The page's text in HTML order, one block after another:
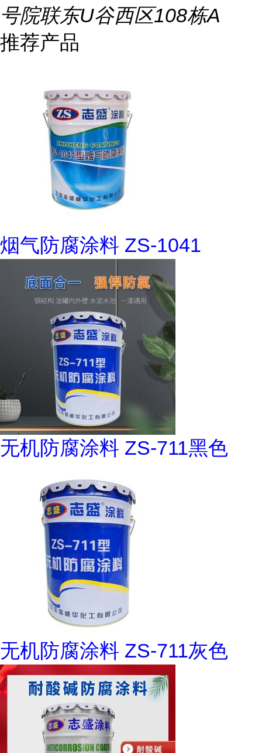
号院联东U谷西区108栋A
推荐产品
烟气防腐涂料 ZS-1041
无机防腐涂料 ZS-711黑色
无机防腐涂料 ZS-711灰色